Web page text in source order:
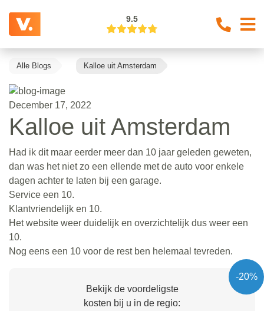
9.5
Alle Blogs Kalloe uit Amsterdam
December 17, 2022
Kalloe uit Amsterdam
Had ik dit maar eerder meer dan 10 jaar geleden geweten,
dan was het niet zo een ellende met de auto voor enkele
dagen achter te laten bij een garage.
Service een 10.
Klantvriendelijk en 10.
Het website weer duidelijk en overzichtelijk dus weer een
10.
Nog eens een 10 voor de rest ben helemaal tevreden.
-20%
Bekijk de voordeligste
kosten bij u in de regio: